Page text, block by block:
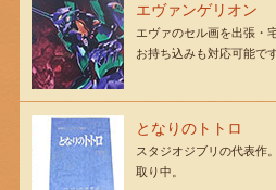
エヴァンゲリオン
エヴァのセル画を出張・
お持ち込みも対応可能です
となりのトトロ
スタジオジブリの代表作
取り中。